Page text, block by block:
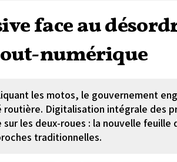
face au
numérique
les motos, le gouvernement
Digitalisation intégrale des
les deux-roues : la nouvelle feuille
traditionnelles.